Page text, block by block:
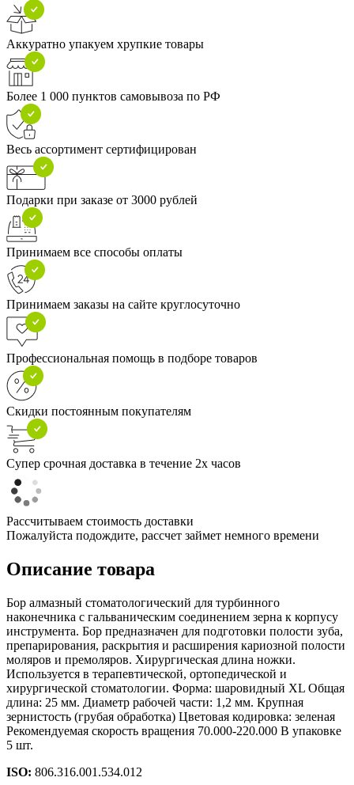
Аккуратно упакуем хрупкие товары
Более 1 000 пунктов самовывоза по РФ
Весь ассортимент сертифицирован
Подарки при заказе от 3000 рублей
Принимаем все способы оплаты
Принимаем заказы на сайте круглосуточно
Профессиональная помощь в подборе товаров
Скидки постоянным покупателям
Супер срочная доставка в течение 2х часов
Рассчитываем стоимость доставки
Пожалуйста подождите, рассчет займет немного времени
Описание товара
Бор алмазный стоматологический для турбинного
наконечника с гальваническим соединением зерна к корпусу
инструмента. Бор предназначен для подготовки полости зуба,
препарирования, раскрытия и расширения кариозной полости
моляров и премоляров. Хирургическая длина ножки.
Используется в терапевтической, ортопедической и
хирургической стоматологии. Форма: шаровидный XL Общая
длина: 25 мм. Диаметр рабочей части: 1,2 мм. Крупная
зернистость (грубая обработка) Цветовая кодировка: зеленая
Рекомендуемая скорость вращения 70.000-220.000 В упаковке
5 шт.
ISO: 806.316.001.534.012